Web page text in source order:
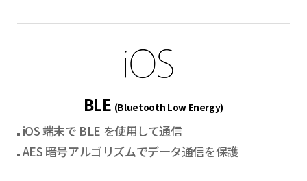
BLE (Bluetooth Low Energy)
iOS 端末で BLE を使用して通信
AES 暗号アルゴリズムでデータ通信を保護